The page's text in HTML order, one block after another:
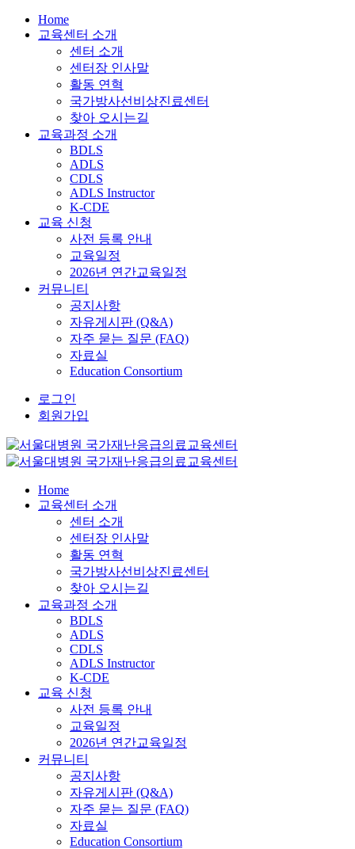
Home
교육센터 소개
센터 소개
센터장 인사말
활동 연혁
국가방사선비상진료센터
찾아 오시는길
교육과정 소개
BDLS
ADLS
CDLS
ADLS Instructor
K-CDE
교육 신청
사전 등록 안내
교육일정
2026년 연간교육일정
커뮤니티
공지사항
자유게시판 (Q&A)
자주 묻는 질문 (FAQ)
자료실
Education Consortium
로그인
회원가입
Home
교육센터 소개
센터 소개
센터장 인사말
활동 연혁
국가방사선비상진료센터
찾아 오시는길
교육과정 소개
BDLS
ADLS
CDLS
ADLS Instructor
K-CDE
교육 신청
사전 등록 안내
교육일정
2026년 연간교육일정
커뮤니티
공지사항
자유게시판 (Q&A)
자주 묻는 질문 (FAQ)
자료실
Education Consortium